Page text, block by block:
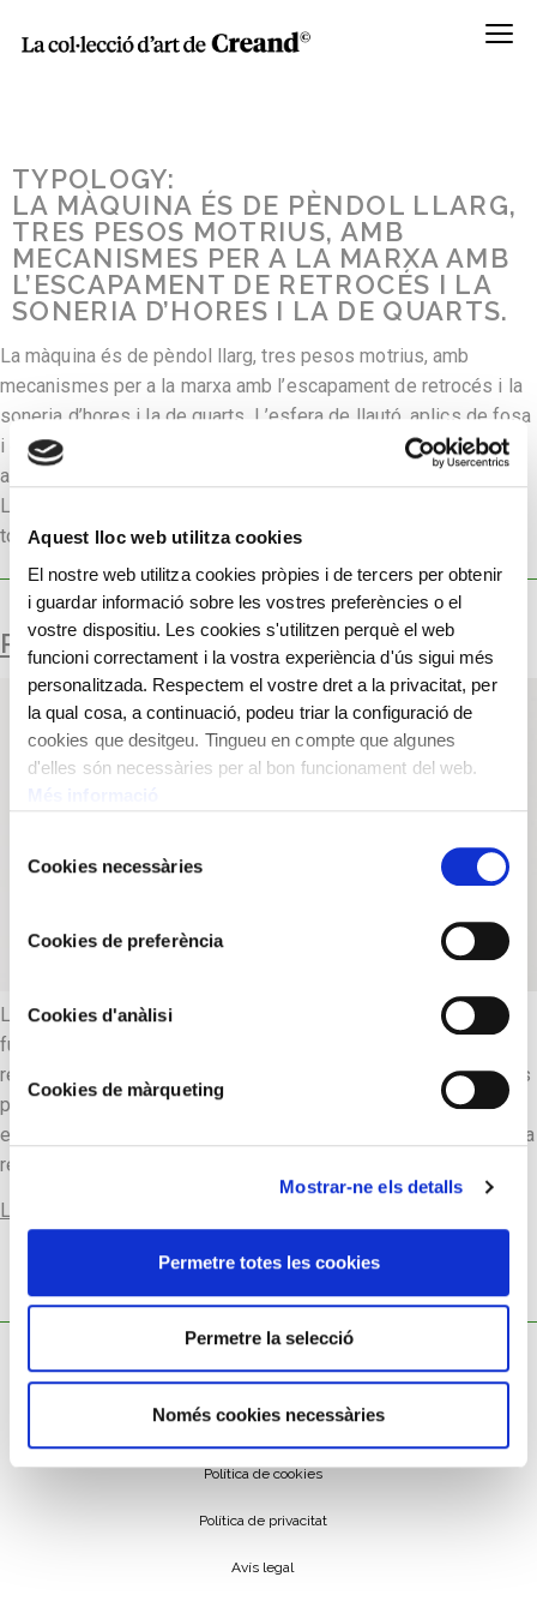
Aquest lloc web utilitza cookies
El nostre web utilitza cookies pròpies i de tercers per obtenir
i guardar informació sobre les vostres preferències o el
vostre dispositiu. Les cookies s'utilitzen perquè el web
funcioni correctament i la vostra experiència d'ús sigui més
personalitzada. Respectem el vostre dret a la privacitat, per
la qual cosa, a continuació, podeu triar la configuració de
cookies que desitgeu. Tingueu en compte que algunes
d'elles són necessàries per al bon funcionament del web.
deCookies necessàries
Cookies de preferència
Cookies d'anàlisi
Cookies de màrqueting
Mostrar-ne els detalls
Permetre totes les cookies
Permetre la selecció
Només cookies necessàries
Menú
TYPOLOGY:
LA MÀQUINA ÉS DE PÈNDOL LLARG,
TRES PESOS MOTRIUS, AMB
MECANISMES PER A LA MARXA AMB
L’ESCAPAMENT DE RETROCÉS I LA
SONERIA D’HORES I LA DE QUARTS.
La màquina és de pèndol llarg, tres pesos motrius, amb
mecanismes per a la marxa amb l’escapament de retrocés i la
soneria d’hores i la de quarts. L’esfera de llautó, aplics de fosa
i gravats al burí. El disc de les hores és de plom pintat i les
agulles de llautó.
L’armadura de la màquina, bastidor, columnes i platines és
totalment de llautó.
RELLOTGE DE PARET
Llegenda: “Joseph Saldari MATARO”. L’autonomia de
funcionament és de sis dies. Josep Saldari és autor d’un
rellotge complet, de rica ornamentació i grans dimensions. Les
particularitats tècniques van més d’acord amb la tecnologia
europea del segle XVIII, i pot ser considerat el més luxós de la
rellotgeria catalana de l’època.
Llegir-ne més
Política de cookies
Política de privacitat
Avís legal